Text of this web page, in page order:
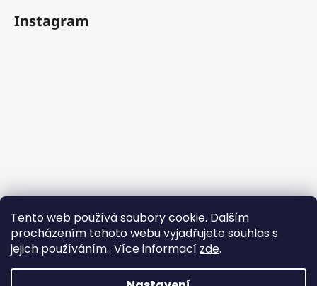
Tento web používá soubory cookie. Dalším
procházením tohoto webu vyjadřujete souhlas s
jejich používáním.. Více informací zde.
Instagram